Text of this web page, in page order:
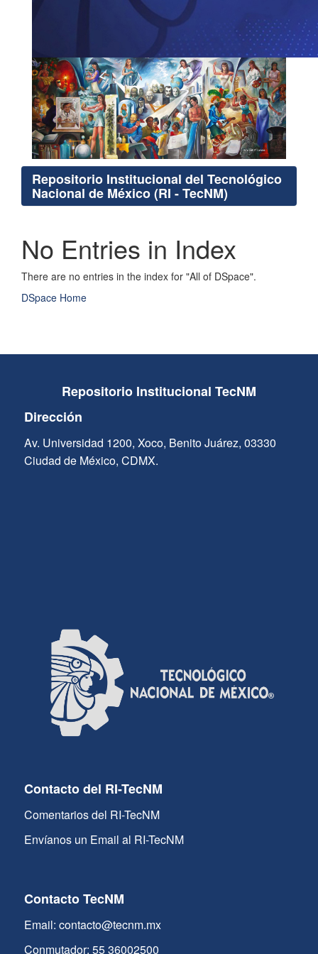
Repositorio Institucional del Tecnológico
Nacional de México (RI - TecNM)
No Entries in Index
There are no entries in the index for "All of DSpace".
DSpace Home
Repositorio Institucional TecNM
Dirección
Av. Universidad 1200, Xoco, Benito Juárez, 03330
Ciudad de México, CDMX.
Contacto del RI-TecNM
Comentarios del RI-TecNM
Envíanos un Email al RI-TecNM
Contacto TecNM
Email: contacto@tecnm.mx
Conmutador: 55 36002500